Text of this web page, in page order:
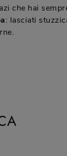
che hai
: lasciati